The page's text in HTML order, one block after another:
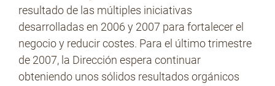
resultado de las múltiples iniciativas
desarrolladas en 2006 y 2007 para fortalecer el
negocio y reducir costes. Para el último trimestre
de 2007, la Dirección espera continuar
obteniendo unos sólidos resultados orgánicos